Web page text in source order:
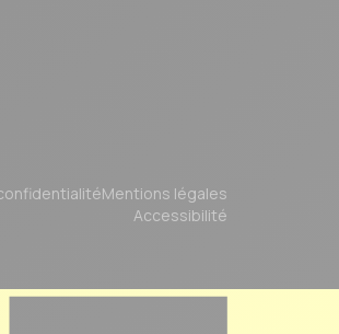
Mentions légales
Accessibilité